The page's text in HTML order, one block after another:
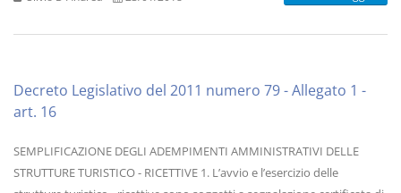
Decreto Legislativo del 2011 numero 79 - Allegato 1 -
art. 16
SEMPLIFICAZIONE DEGLI ADEMPIMENTI AMMINISTRATIVI DELLE
STRUTTURE TURISTICO - RICETTIVE 1. L’avvio e l’esercizio delle